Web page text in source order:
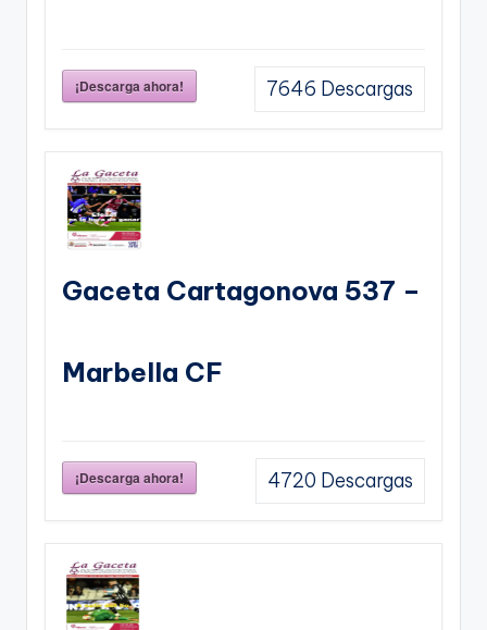
¡Descarga ahora! 7646 Descargas
Gaceta Cartagonova 537 –
Marbella CF
¡Descarga ahora! 4720 Descargas